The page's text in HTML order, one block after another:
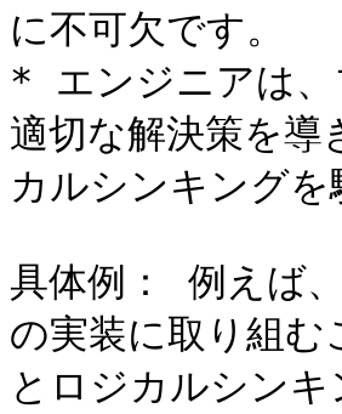
に不可欠です。
* エンジニアは、
適切な解決策を
カルシンキング
具体例： 例えば
の実装に取り組
とロジカルシン